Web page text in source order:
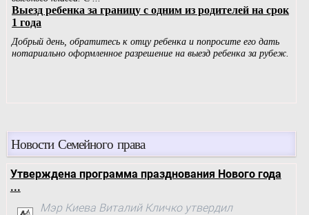
Новости Семейного права
Утверждена программа празднования Нового года
...
Мэр Киева Виталий Кличко утвердил